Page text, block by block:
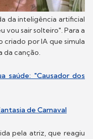
da inteligência artificial
vou sair solteiro". Para a
por IA que simula
da canção.
saúde: "Causador dos
de Carnaval
pela atriz, que reagiu